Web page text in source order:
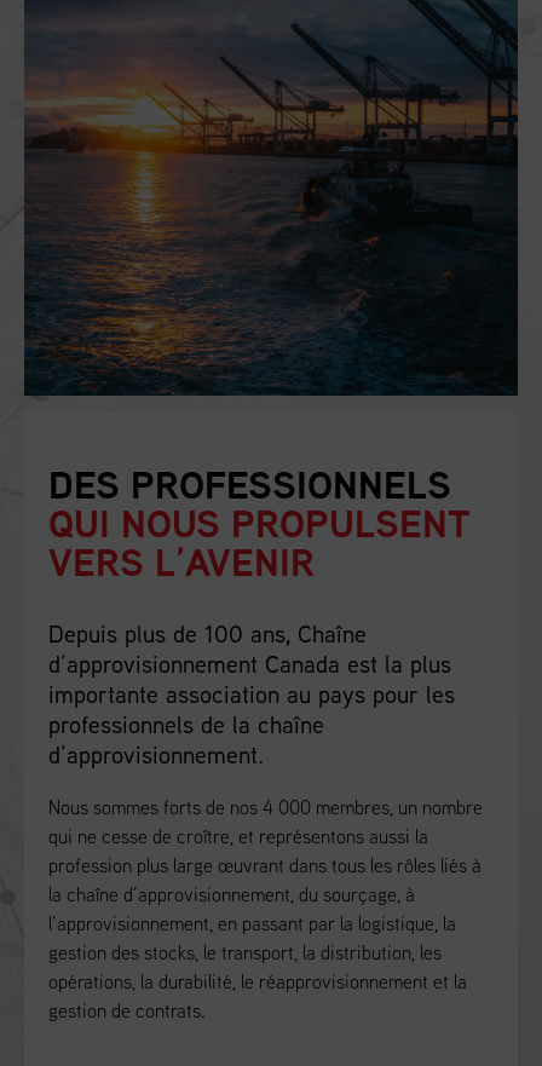
DES PROFESSIONNELS
QUI NOUS PROPULSENT
VERS L’AVENIR
Depuis plus de 100 ans, Chaîne
d’approvisionnement Canada est la plus
importante association au pays pour les
professionnels de la chaîne
d’approvisionnement.
Nous sommes forts de nos 4 000 membres, un nombre
qui ne cesse de croître, et représentons aussi la
profession plus large œuvrant dans tous les rôles liés à
la chaîne d’approvisionnement, du sourçage, à
l’approvisionnement, en passant par la logistique, la
gestion des stocks, le transport, la distribution, les
opérations, la durabilité, le réapprovisionnement et la
gestion de contrats.